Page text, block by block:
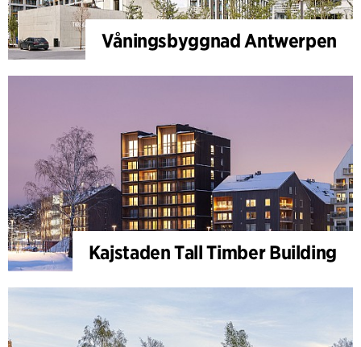
Våningsbyggnad Antwerpen
Kajstaden Tall Timber Building